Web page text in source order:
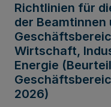
Richtlinien für
der Beamtinnen
Wirtschaft,
Energie
2026)